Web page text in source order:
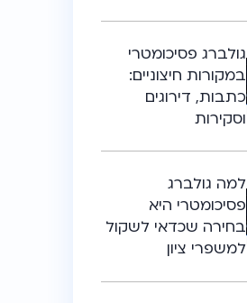
גולברג פסיכומטרי
במקורות חיצוניים:
כתבות, דירוגים
וסקירות
למה גולברג
פסיכומטרי היא
בחירה שכדאי לשקול
למשפרי ציון